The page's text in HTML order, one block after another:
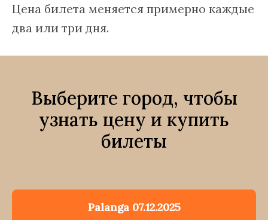
Цена билета меняется примерно каждые
два или три дня.
Выберите город, чтобы
узнать цену и купить
билеты
Palanga 07.12.2025